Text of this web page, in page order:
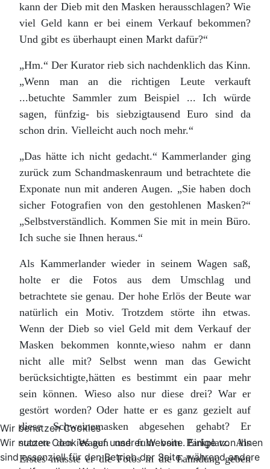
kann der Dieb mit den Masken herausschlagen? Wie
viel Geld kann er bei einem Verkauf bekommen?
Und gibt es überhaupt einen Markt dafür?“
„Hm.“ Der Kurator rieb sich nachdenklich das Kinn.
„Wenn man an die richtigen Leute verkauft
...betuchte Sammler zum Beispiel ... Ich würde
sagen, fünfzig- bis siebzigtausend Euro sind da
schon drin. Vielleicht auch noch mehr.“
„Das hätte ich nicht gedacht.“ Kammerlander ging
zurück zum Schandmaskenraum und betrachtete die
Exponate nun mit anderen Augen. „Sie haben doch
sicher Fotografien von den gestohlenen Masken?“
„Selbstverständlich. Kommen Sie mit in mein Büro.
Ich suche sie Ihnen heraus.“
Als Kammerlander wieder in seinem Wagen saß,
holte er die Fotos aus dem Umschlag und
betrachtete sie genau. Der hohe Erlös der Beute war
natürlich ein Motiv. Trotzdem störte ihn etwas.
Wenn der Dieb so viel Geld mit dem Verkauf der
Masken bekommen konnte,wieso nahm er dann
nicht alle mit? Selbst wenn man das Gewicht
berücksichtigte,hätten es bestimmt ein paar mehr
sein können. Wieso also nur diese drei? War er
gestört worden? Oder hatte er es ganz gezielt auf
diese Schweinemasken abgesehen gehabt? Er
startete den Wagen und fuhr vom Parkplatz. Als
Erstes musste er die Fotos in die Fahndung geben
Wir benutzen Cookies
Wir nutzen Cookies auf unserer Website. Einige von ihnen
sind essenziell für den Betrieb der Seite, während andere